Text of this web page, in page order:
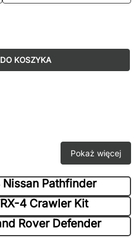
KOSZYKA
Pokaż więcej
Nissan Pathfinder
4 Crawler Kit
Rover Defender